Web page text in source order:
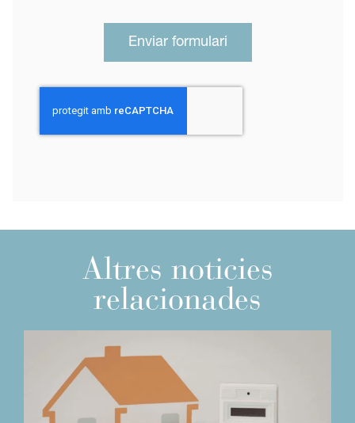
Enviar formulari
Altres noticies
relacionades